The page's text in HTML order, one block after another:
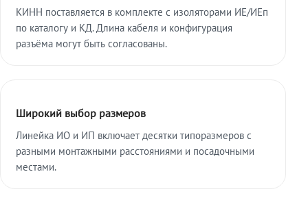
КИНН поставляется в комплекте с изоляторами ИЕ/ИЕп
по каталогу и КД. Длина кабеля и конфигурация
разъёма могут быть согласованы.
Широкий выбор размеров
Линейка ИО и ИП включает десятки типоразмеров с
разными монтажными расстояниями и посадочными
местами.